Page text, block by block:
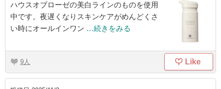
ハウスオブローゼの美白ラインのものを使用
中です。夜遅くなりスキンケアがめんどくさ
い時にオールインワン …続きをみる
9 Like